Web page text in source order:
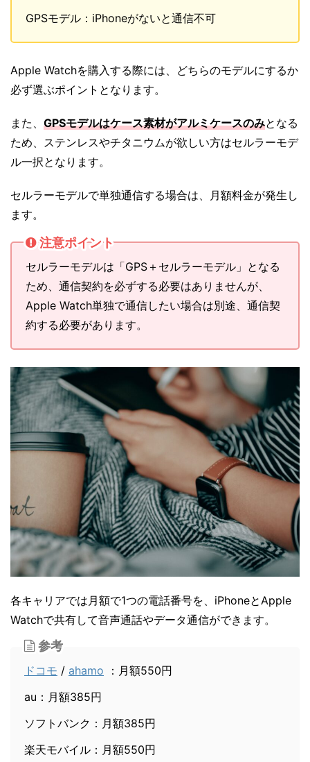
GPSモデル：iPhoneがないと通信不可
Apple Watchを購入する際には、どちらのモデルにするか
必ず選ぶポイントとなります。
また、 GPSモデルはケース素材がアルミケースのみとなる
ため、ステンレスやチタニウムが欲しい方はセルラーモデ
ル一択となります。
セルラーモデルで単独通信する場合は、月額料金が発生し
ます。
注意ポイント
セルラーモデルは「GPS＋セルラーモデル」となる
ため、通信契約を必ずする必要はありませんが、
Apple Watch単独で通信したい場合は別途、通信契
約する必要があります。
各キャリアでは月額で1つの電話番号を、iPhoneとApple
Watchで共有して音声通話やデータ通信ができます。
参考
ドコモ / ahamo
：月額550円
au：月額385円
ソフトバンク：月額385円
楽天モバイル：月額550円